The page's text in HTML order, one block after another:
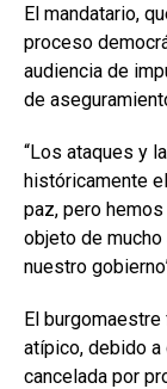
El mandatario,
proceso
audiencia de
de
“Los ataques y
históricamente
paz, pero
objeto de
nuestro
El
atípico, debido
cancelada por